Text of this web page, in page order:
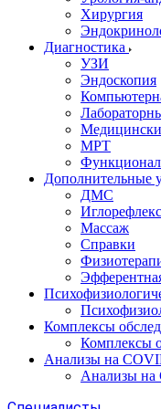
Хирургия
Диагностика
УЗИ
Эндоскопия
МРТ
Дополнительные
ДМС
Массаж
Справки
Комплексы
Комплексы
Анализы на
Анализы на